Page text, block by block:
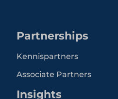
Partnerships
Kennispartners
Associate Partners
Insights